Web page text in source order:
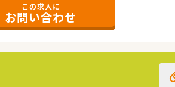
アでございます。
受け付けております。1日あたり80～
協力し合いながら勤務できる環境です◎
この求人に
お問い合わせ